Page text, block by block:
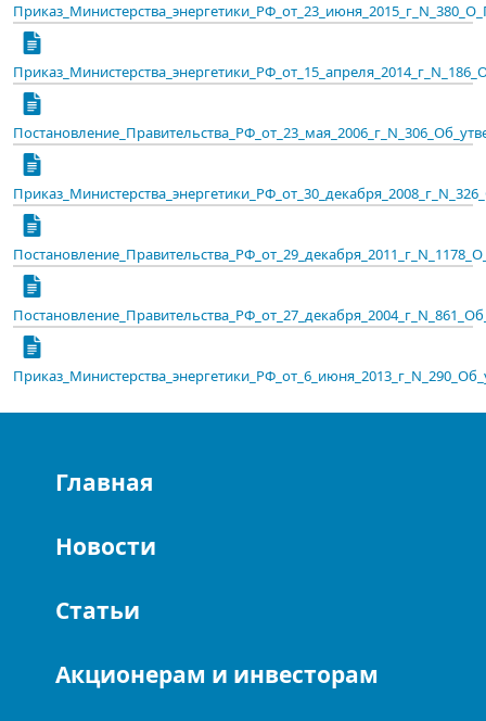
Главная
Новости
Статьи
Акционерам и инвесторам